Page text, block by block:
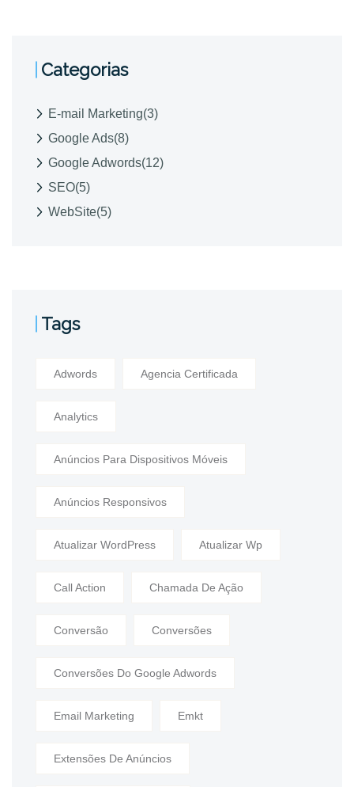
Categorias
E-mail Marketing(3)
Google Ads(8)
Google Adwords(12)
SEO(5)
WebSite(5)
Tags
Adwords Agencia Certificada
Analytics
Anúncios Para Dispositivos Móveis
Anúncios Responsivos
Atualizar WordPress Atualizar Wp
Call Action Chamada De Ação
Conversão Conversões
Conversões Do Google Adwords
Email Marketing Emkt
Extensões De Anúncios